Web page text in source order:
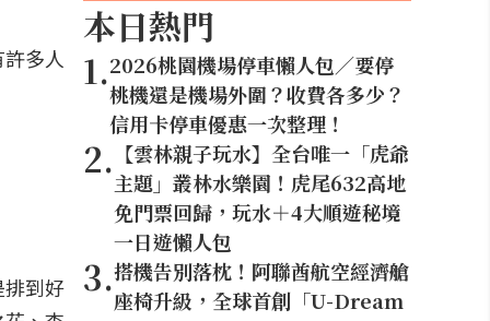
多人
到好
本日熱門
1.2026桃園機場停車懶人包／要停
桃機還是機場外圍？收費各多少？
信用卡停車優惠一次整理！
2. 【雲林親子玩水】全台唯一「虎爺
主題」叢林水樂園！虎尾632高地
免門票回歸，玩水＋4大順遊秘境
一日遊懶人包
3.搭機告別落枕！阿聯酋航空經濟艙
座椅升級，全球首創「U-Dream